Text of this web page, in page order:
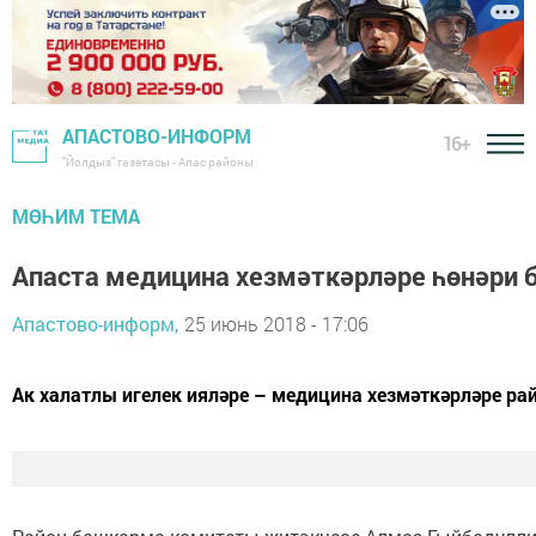
АПАСТОВО-ИНФОРМ
"Йолдыз" газетасы - Апас районы
16+
МӨҺИМ ТЕМА
Апаста медицина хезмәткәрләре һөнәри
Апастово-информ, 25 июнь 2018 - 17:06
Ак халатлы игелек ияләре – медицина хезмәткәрләре